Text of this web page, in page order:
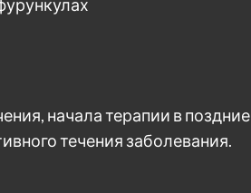
начала терапии в поздние
течения заболевания.